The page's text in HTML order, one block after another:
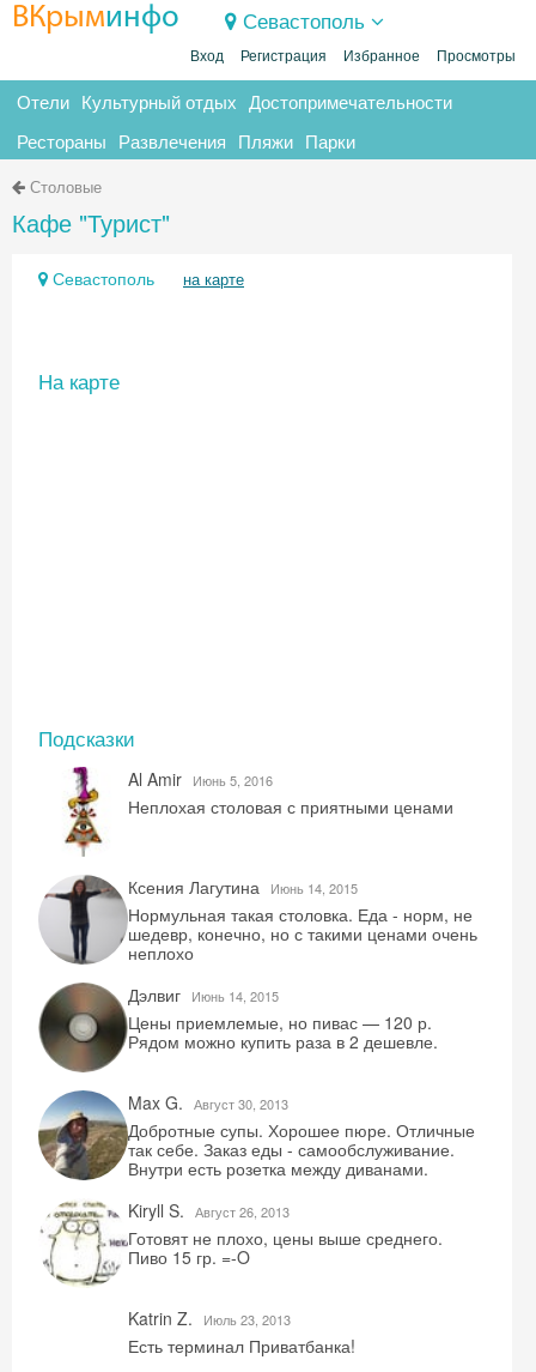
ВКрыминфо Севастополь
Вход Регистрация Избранное Просмотры
Отели Культурный отдых Достопримечательности
Рестораны Развлечения Пляжи Парки
Столовые
Кафе "Турист"
Севастополь на карте
На карте
Подсказки
Al Amir Июнь 5, 2016
Неплохая столовая с приятными ценами
Ксения Лагутина Июнь 14, 2015
Нормульная такая столовка. Еда - норм, не
шедевр, конечно, но с такими ценами очень
неплохо
Дэлвиг
Июнь 14, 2015
Цены приемлемые, но пивас — 120 р.
Рядом можно купить раза в 2 дешевле.
Max G. Август 30, 2013
Добротные супы. Хорошее пюре. Отличные
так себе. Заказ еды - самообслуживание.
Внутри есть розетка между диванами.
Kiryll S.
Август 26, 2013
Готовят не плохо, цены выше среднего.
Пиво 15 гр. =-O
Katrin Z. Июль 23, 2013
Есть терминал Приватбанка!